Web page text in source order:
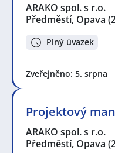
ARAKO spol. s r.o.
Předměstí, Opava
Plný úvazek
Zveřejněno: 5. srpna
Projektový
ARAKO spol. s r.o.
Předměstí, Opava